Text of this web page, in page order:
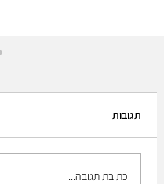
תגובות
כתיבת תגובה...